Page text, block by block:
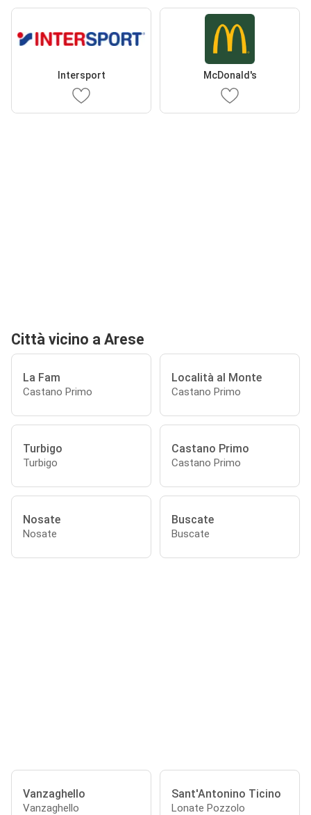
Intersport McDonald's
Città vicino a Arese
La Fam
Castano Primo
Località al Monte
Castano Primo
Turbigo
Turbigo
Castano Primo
Castano Primo
Nosate
Nosate
Buscate
Buscate
Vanzaghello
Vanzaghello
Sant'Antonino Ticino
Lonate Pozzolo